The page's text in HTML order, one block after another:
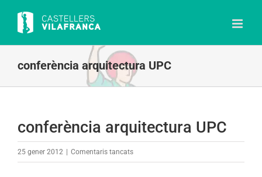
content
conferència arquitectura UPC
conferència arquitectura UPC
25 gener 2012 Comentaris tancatsa